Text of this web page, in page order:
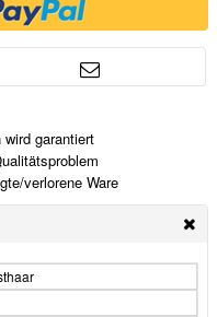
wird garantiert
verlorene Ware